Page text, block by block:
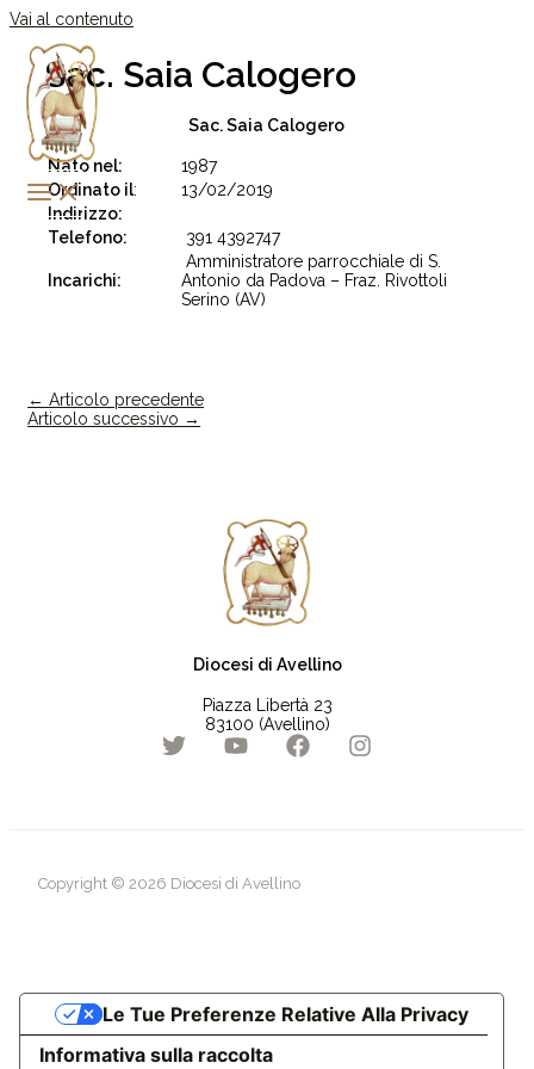
Vai al contenuto
Sac. Saia Calogero
Sac. Saia Calogero
Nato nel:
1987
Ordinato il:
13/02/2019
Indirizzo:
Telefono:
391 4392747
Incarichi:
Amministratore parrocchiale di S.
Antonio da Padova – Fraz. Rivottoli
Serino (AV)
← Articolo precedente
Articolo successivo →
Diocesi di Avellino
Piazza Libertà 23
83100 (Avellino)
Copyright © 2026 Diocesi di Avellino
Informativa sulla raccolta
Le Tue Preferenze Relative Alla Privacy